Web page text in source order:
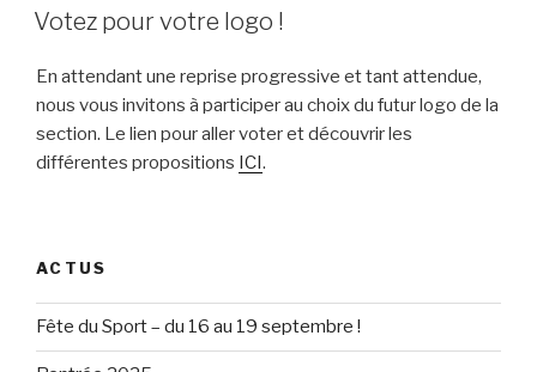
LE
Votez pour votre logo !
En attendant une reprise progressive et tant attendue,
nous vous invitons à participer au choix du futur logo de la
section. Le lien pour aller voter et découvrir les
différentes propositions ICI.
ACTUS
Fête du Sport – du 16 au 19 septembre !